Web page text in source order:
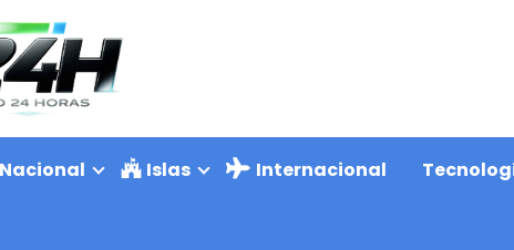
Nacional Islas Internacional